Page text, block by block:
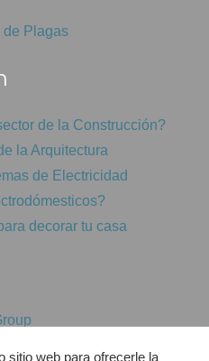
de Plagas
de la Construcción?
la Arquitectura
de Electricidad
decorar tu casa
sitio web para ofrecerle la